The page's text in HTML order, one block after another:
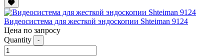
Видеосистема для жесткой эндоскопии Shteiman 9124
Цена по запросу
Quantity
-